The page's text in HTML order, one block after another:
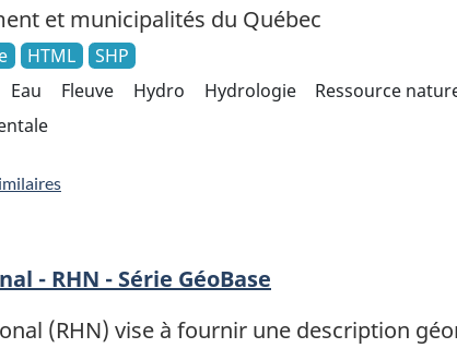
et municipalités du Québec
HTML SHP
Eau Fleuve Hydro Hydrologie Ressource
- RHN - Série GéoBase
(RHN) vise à fournir une description